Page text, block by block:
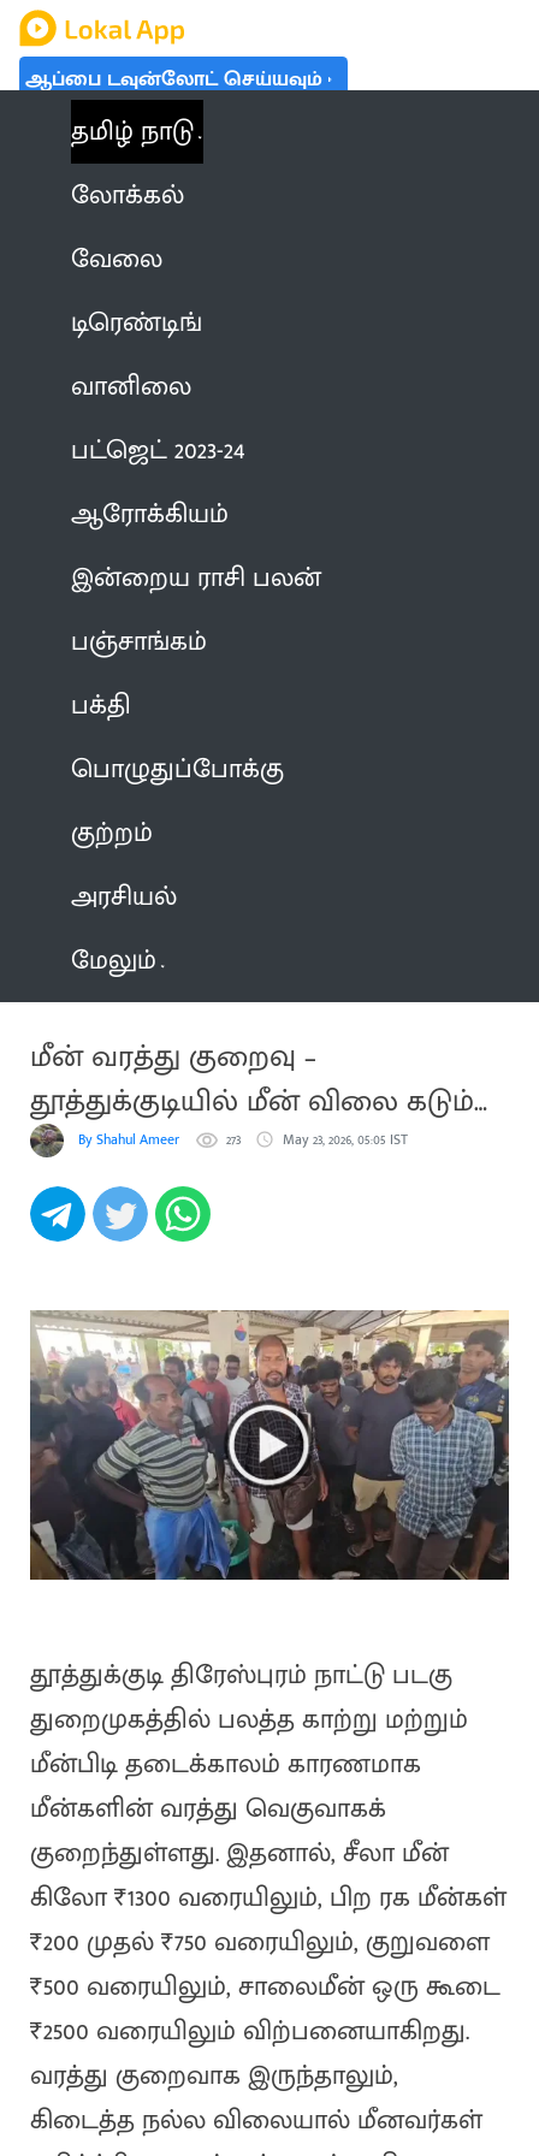
ஆப்பை டவுன்லோட் செய்யவும்
தமிழ் நாடு
லோக்கல்
வேலை
டிரெண்டிங்
வானிலை
பட்ஜெட் 2023-24
ஆரோக்கியம்
இன்றைய ராசி பலன்
பஞ்சாங்கம்
பக்தி
பொழுதுப்போக்கு
குற்றம்
அரசியல்
மேலும்
மீன் வரத்து குறைவு –
தூத்துக்குடியில் மீன் விலை கடும்
உயர்வுBy Shahul Ameer 273 May 23, 2026, 05:05 IST
தூத்துக்குடி திரேஸ்புரம் நாட்டு படகு
துறைமுகத்தில் பலத்த காற்று மற்றும்
மீன்பிடி தடைக்காலம் காரணமாக
மீன்களின் வரத்து வெகுவாகக்
குறைந்துள்ளது. இதனால், சீலா மீன்
கிலோ ₹1300 வரையிலும், பிற ரக மீன்கள்
₹200 முதல் ₹750 வரையிலும், குறுவளை
₹500 வரையிலும், சாலைமீன் ஒரு கூடை
₹2500 வரையிலும் விற்பனையாகிறது.
வரத்து குறைவாக இருந்தாலும்,
கிடைத்த நல்ல விலையால் மீனவர்கள்